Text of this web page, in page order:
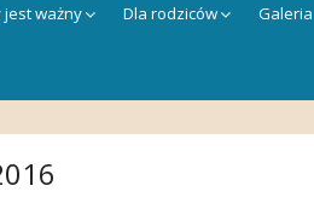
jest ważny Dla rodziców Galeria